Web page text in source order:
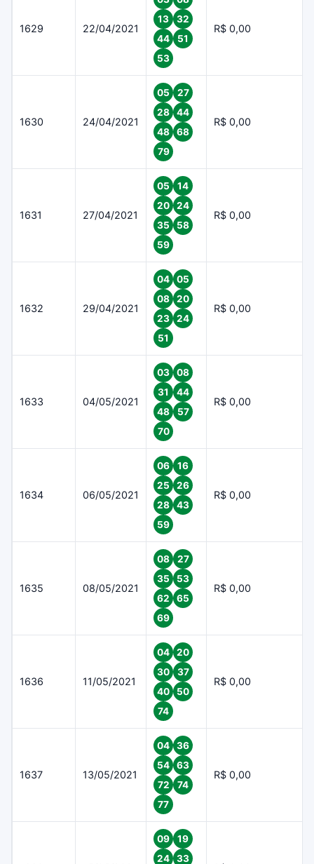
1629 22/04/2021
13
32
44
51
53
R$ 0,00
1630 24/04/2021
05
27
28
44
48
68
79
R$ 0,00
1631 27/04/2021
05
14
20
24
35
58
59
R$ 0,00
1632 29/04/2021
04
05
08
20
23
24
51
R$ 0,00
1633 04/05/2021
03
08
31
44
48
57
70
R$ 0,00
1634 06/05/2021
06
16
25
26
28
43
59
R$ 0,00
1635 08/05/2021
08
27
35
53
62
65
69
R$ 0,00
1636 11/05/2021
04
20
30
37
40
50
74
R$ 0,00
1637 13/05/2021
04
36
54
63
72
74
77
R$ 0,00
09
19
24
33